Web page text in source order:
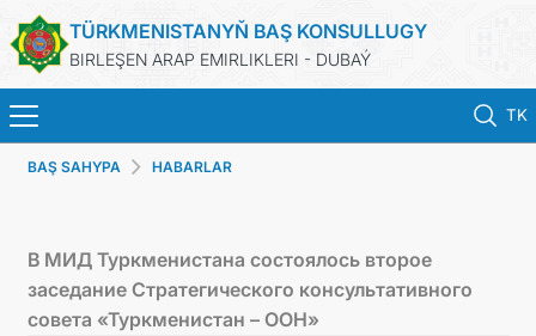
TÜRKMENISTANYŇ BAŞ KONSULLUGY
BIRLEŞEN ARAP EMIRLIKLERI - DUBAÝ
TK
BAŞ SAHYPA
BAŞ SAHYPA HABARLAR
В МИД Туркменистана состоялось второе
заседание Стратегического консультативного
совета «Туркменистан – ООН»